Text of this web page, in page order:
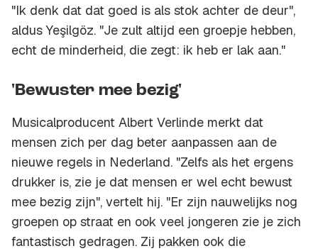
"Ik denk dat dat goed is als stok achter de deur",
aldus Yeşilgöz. "Je zult altijd een groepje hebben,
echt de minderheid, die zegt: ik heb er lak aan."
'Bewuster mee bezig'
Musicalproducent Albert Verlinde merkt dat
mensen zich per dag beter aanpassen aan de
nieuwe regels in Nederland. "Zelfs als het ergens
drukker is, zie je dat mensen er wel echt bewust
mee bezig zijn", vertelt hij. "Er zijn nauwelijks nog
groepen op straat en ook veel jongeren zie je zich
fantastisch gedragen. Zij pakken ook die